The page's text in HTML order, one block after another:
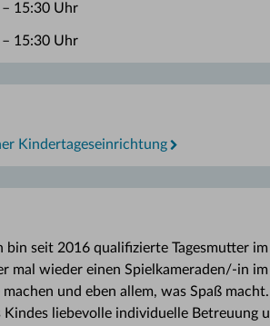
15:30 Uhr
15:30 Uhr
Kindertageseinrichtung
bin seit 2016 qualifizierte Tagesmutter
mal wieder einen Spielkameraden/-in
und eben allem, was Spaß
Kindes liebevolle individuelle Betreuung